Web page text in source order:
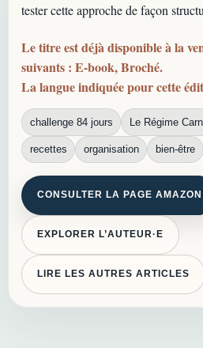
tester cette approche de façon
Le titre est déjà disponible à la
suivants : E-book, Broché.
La langue indiquée pour cette
challenge 84 jours Le Régime
recettes organisation bien-être
CONSULTER LA PAGE AMAZON
EXPLORER L’AUTEUR·E
LIRE LES AUTRES ARTICLES